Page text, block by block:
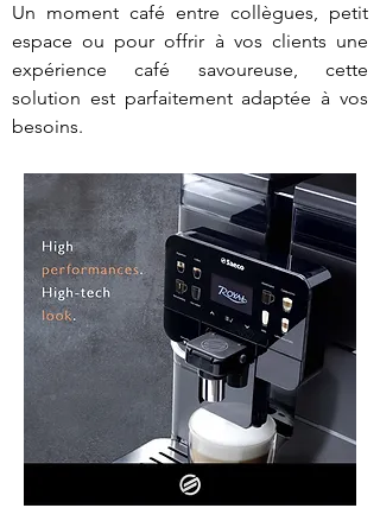
Un moment café entre collègues, petit
espace ou pour offrir à vos clients une
expérience café savoureuse, cette
solution est parfaitement adaptée à vos
besoins.